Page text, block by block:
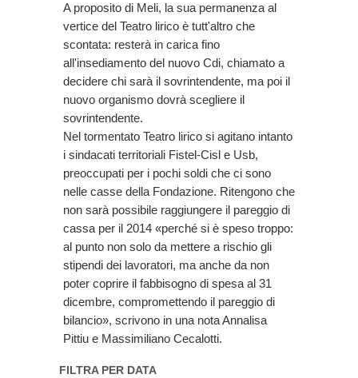
A proposito di Meli, la sua permanenza al
vertice del Teatro lirico è tutt'altro che
scontata: resterà in carica fino
all'insediamento del nuovo Cdi, chiamato a
decidere chi sarà il sovrintendente, ma poi il
nuovo organismo dovrà scegliere il
sovrintendente.
Nel tormentato Teatro lirico si agitano intanto
i sindacati territoriali Fistel-Cisl e Usb,
preoccupati per i pochi soldi che ci sono
nelle casse della Fondazione. Ritengono che
non sarà possibile raggiungere il pareggio di
cassa per il 2014 «perché si è speso troppo:
al punto non solo da mettere a rischio gli
stipendi dei lavoratori, ma anche da non
poter coprire il fabbisogno di spesa al 31
dicembre, compromettendo il pareggio di
bilancio», scrivono in una nota Annalisa
Pittiu e Massimiliano Cecalotti.
FILTRA PER DATA